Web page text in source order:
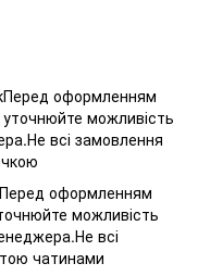
оформленням
можливість
всі замовлення
оформленням
можливість
всі
чатинами